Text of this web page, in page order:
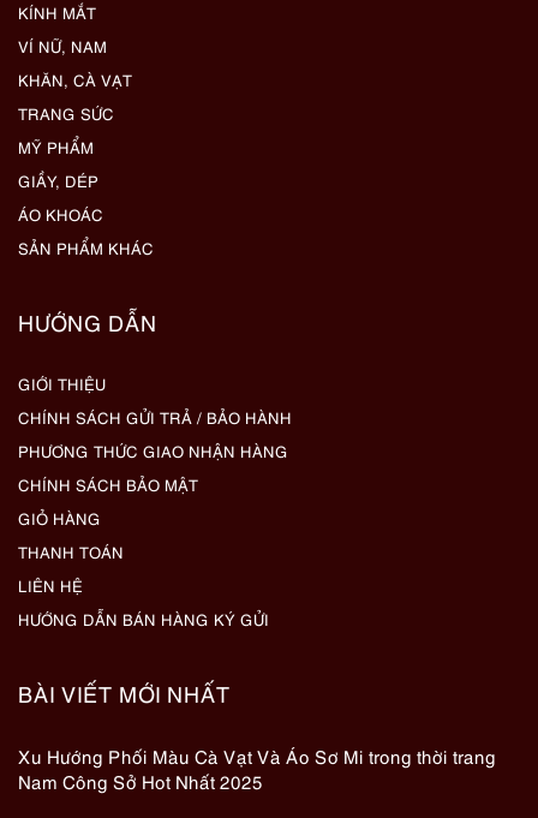
KÍNH MẮT
VÍ NỮ, NAM
KHĂN, CÀ VẠT
TRANG SỨC
MỸ PHẨM
GIẦY, DÉP
ÁO KHOÁC
SẢN PHẨM KHÁC
HƯỚNG DẪN
GIỚI THIỆU
CHÍNH SÁCH GỬI TRẢ / BẢO HÀNH
PHƯƠNG THỨC GIAO NHẬN HÀNG
CHÍNH SÁCH BẢO MẬT
GIỎ HÀNG
THANH TOÁN
LIÊN HỆ
HƯỚNG DẪN BÁN HÀNG KÝ GỬI
BÀI VIẾT MỚI NHẤT
Xu Hướng Phối Màu Cà Vạt Và Áo Sơ Mi trong thời trang
Nam Công Sở Hot Nhất 2025